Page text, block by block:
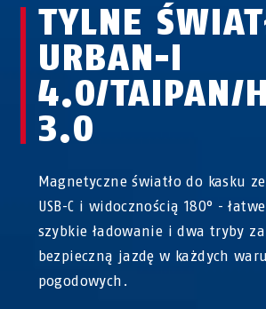
TYLNE
URBAN-I
4.0/TAIPAN/
3.0
Magnetyczne światło do kasku
USB-C i widocznością 180° -
szybkie ładowanie i dwa tryby
bezpieczną jazdę w każdych
pogodowych.